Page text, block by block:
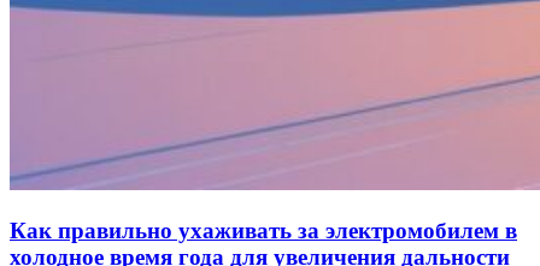
Как правильно ухаживать за электромобилем в
холодное время года для увеличения дальности